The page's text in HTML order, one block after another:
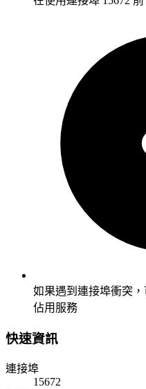
如果遇到連接埠衝突
佔用服務
快速資訊
連接埠
15672